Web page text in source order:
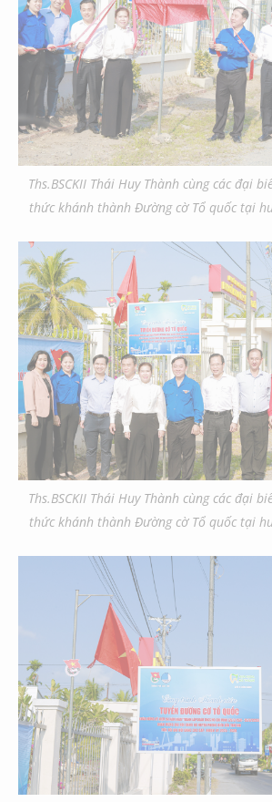
Ths.BSCKII Thái Huy Thành cùng các đại
thức khánh thành Đường cờ Tổ quốc tại
Ths.BSCKII Thái Huy Thành cùng các đại
thức khánh thành Đường cờ Tổ quốc tại